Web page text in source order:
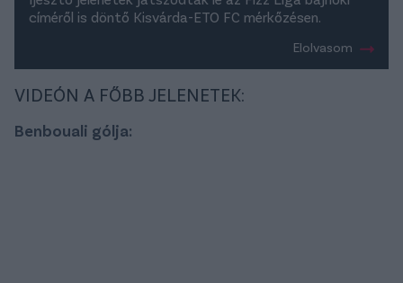
címéről is döntő Kisvárda-ETO FC mérkőzésen.
Elolvasom
VIDEÓN A FŐBB JELENETEK:
Benbouali gólja: